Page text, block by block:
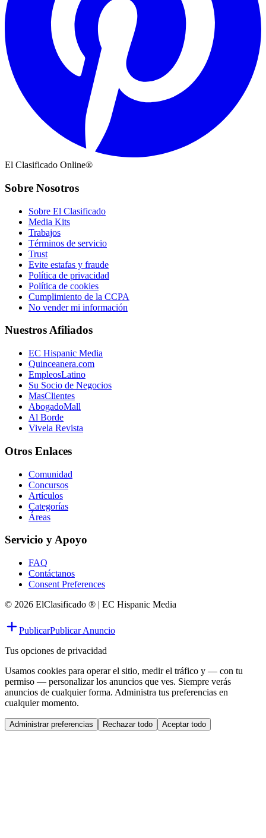
El Clasificado Online®
Sobre Nosotros
Sobre El Clasificado
Media Kits
Trabajos
Términos de servicio
Trust
Evite estafas y fraude
Política de privacidad
Política de cookies
Cumplimiento de la CCPA
No vender mi información
Nuestros Afiliados
EC Hispanic Media
Quinceanera.com
EmpleosLatino
Su Socio de Negocios
MasClientes
AbogadoMall
Al Borde
Vivela Revista
Otros Enlaces
Comunidad
Concursos
Artículos
Categorías
Áreas
Servicio y Apoyo
FAQ
Contáctanos
Consent Preferences
© 2026 ElClasificado ® | EC Hispanic Media
PublicarPublicar Anuncio
Tus opciones de privacidad
Usamos cookies para operar el sitio, medir el tráfico y — con tu
permiso — personalizar los anuncios que ves. Siempre verás
anuncios de cualquier forma. Administra tus preferencias en
cualquier momento.
Administrar preferencias Rechazar todo Aceptar todo